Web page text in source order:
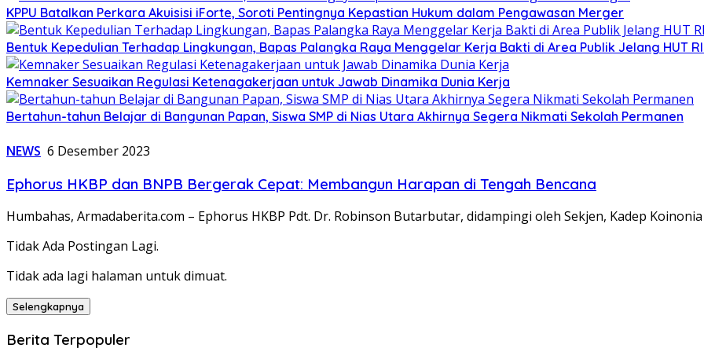
KPPU Batalkan Perkara Akuisisi iForte, Soroti Pentingnya Kepastian Hukum dalam Pengawasan Merger
Bentuk Kepedulian Terhadap Lingkungan, Bapas Palangka Raya Menggelar Kerja Bakti di Area Publik Jelang HUT
Kemnaker Sesuaikan Regulasi Ketenagakerjaan untuk Jawab Dinamika Dunia Kerja
Bertahun-tahun Belajar di Bangunan Papan, Siswa SMP di Nias Utara Akhirnya Segera Nikmati Sekolah Permanen
NEWS 6 Desember 2023
Ephorus HKBP dan BNPB Bergerak Cepat: Membangun Harapan di Tengah Bencana
Humbahas, Armadaberita.com – Ephorus HKBP Pdt. Dr. Robinson Butarbutar, didampingi oleh Sekjen, Kadep
Tidak Ada Postingan Lagi.
Tidak ada lagi halaman untuk dimuat.
Selengkapnya
Berita Terpopuler